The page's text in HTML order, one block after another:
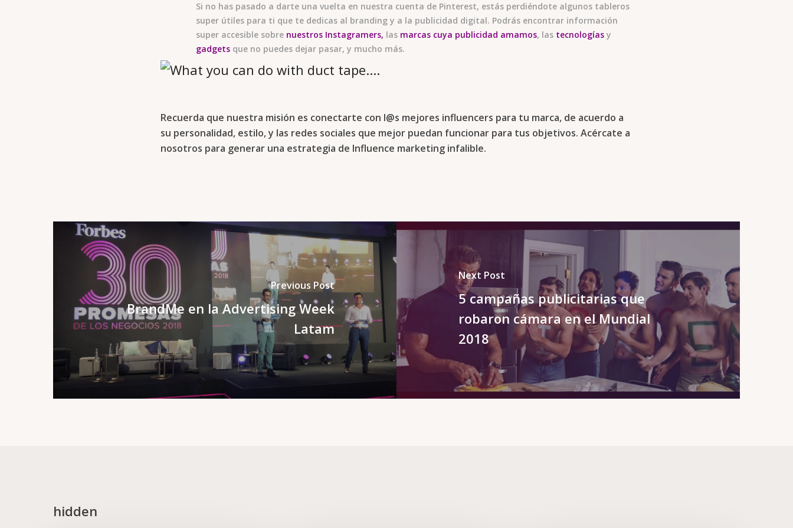
Si no has pasado a darte una vuelta en nuestra cuenta de Pinterest, estás perdiéndote algunos tableros
super útiles para ti que te dedicas al branding y a la publicidad digital. Podrás encontrar información
super accesible sobre nuestros Instagramers, las marcas cuya publicidad amamos, las tecnologías y
gadgets que no puedes dejar pasar, y mucho más.
Recuerda que nuestra misión es conectarte con l@s mejores influencers para tu marca, de acuerdo a
su personalidad, estilo, y las redes sociales que mejor puedan funcionar para tus objetivos. Acércate a
nosotros para generar una estrategia de Influence marketing infalible.
Previous Post
BrandMe en la Advertising Week
Latam
Next Post
5 campañas publicitarias que
robaron cámara en el Mundial
2018
hidden